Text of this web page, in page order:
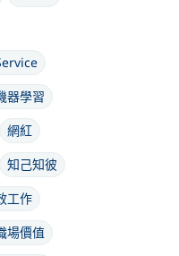
器學習
網紅
知己知彼
工作
場價值